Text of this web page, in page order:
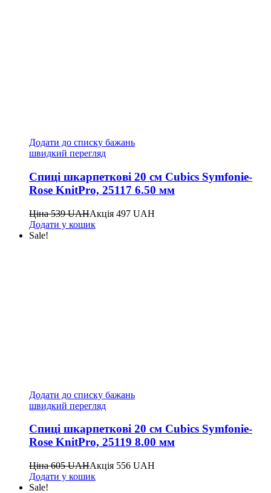
Додати до списку бажань
швидкий перегляд
Спиці шкарпеткові 20 см Cubics Symfonie-
Rose KnitPro, 25117 6.50 мм
Ціна539UAHАкція 497 UAH
Додати у кошик
Sale!
Додати до списку бажань
швидкий перегляд
Спиці шкарпеткові 20 см Cubics Symfonie-
Rose KnitPro, 25119 8.00 мм
Ціна605UAHАкція 556 UAH
Додати у кошик
Sale!